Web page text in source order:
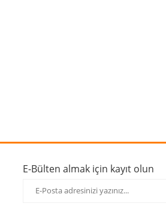
E-Bülten almak için kayıt olun